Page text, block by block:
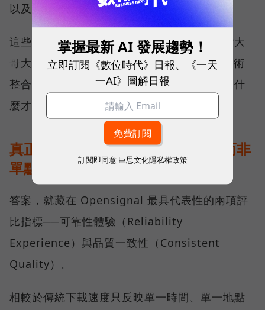
以及全台網路在線率 No.1 多項榮譽。
這些獎項反映的不只是網路順暢，更代表台灣大
哥大長期投入頻譜布局、基地台建設與 5G 技術
整合所累積的成果，也讓外界重新思考：究竟什
麼才是真正的好網路？
真正的好網路，比的是長期穩定、而非
單點測速
答案，就藏在 Opensignal 最具代表性的兩項評
比指標──可靠性體驗（Reliability
Experience）與品質一致性（Consistent
Quality）。
相較於傳統下載速度只反映單一時間、單一地點
掌握最新 AI 發展趨勢！
立即訂閱《數位時代》日報、《一天
一AI》圖解日報
訂閱即同意 巨思文化隱私權政策